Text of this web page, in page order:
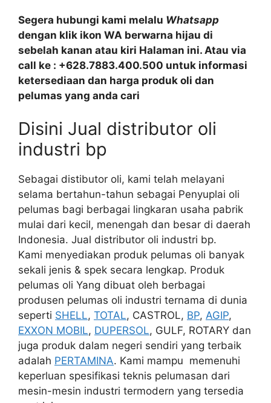
Segera hubungi kami melalu Whatsapp
dengan klik ikon WA berwarna hijau di
sebelah kanan atau kiri Halaman ini. Atau via
call ke : +628.7883.400.500 untuk informasi
ketersediaan dan harga produk oli dan
pelumas yang anda cari
Disini Jual distributor oli
industri bp
Sebagai distibutor oli, kami telah melayani
selama bertahun-tahun sebagai Penyuplai oli
pelumas bagi berbagai lingkaran usaha pabrik
mulai dari kecil, menengah dan besar di daerah
Indonesia. Jual distributor oli industri bp.
Kami menyediakan produk pelumas oli banyak
sekali jenis & spek secara lengkap. Produk
pelumas oli Yang dibuat oleh berbagai
produsen pelumas oli industri ternama di dunia
seperti SHELL, TOTAL, CASTROL, BP, AGIP,
EXXON MOBIL, DUPERSOL, GULF, ROTARY dan
juga produk dalam negeri sendiri yang terbaik
adalah PERTAMINA. Kami mampu memenuhi
keperluan spesifikasi teknis pelumasan dari
mesin-mesin industri termodern yang tersedia